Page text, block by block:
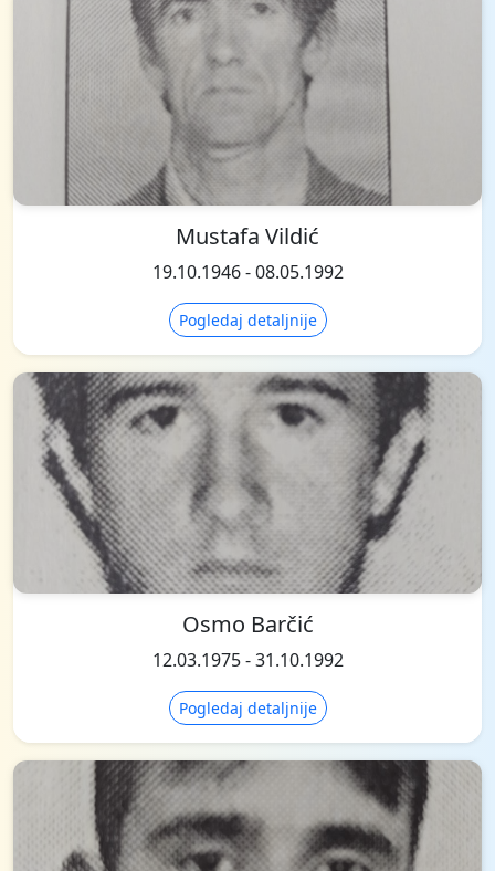
Mustafa Vildić
19.10.1946 - 08.05.1992
Pogledaj detaljnije
Osmo Barčić
12.03.1975 - 31.10.1992
Pogledaj detaljnije